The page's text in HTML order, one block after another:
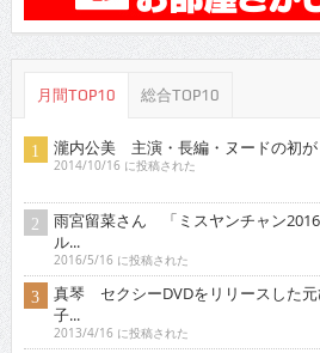
月間TOP10 総合TOP10
瀧内公美 主演・長編・ヌードの初が
2014/10/16 に投稿された
雨宮留菜さん 「ミスヤンチャン
ル...
2016/5/16 に投稿された
真琴 セクシーDVDをリリースした
子...
2013/4/16 に投稿された